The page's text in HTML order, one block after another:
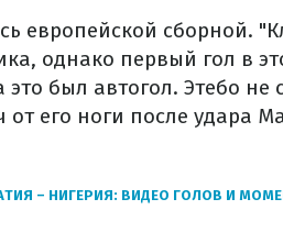
европейской сборной.
однако первый гол в
был автогол. Этебо
его ноги после удара
– НИГЕРИЯ: ВИДЕО ГОЛОВ И